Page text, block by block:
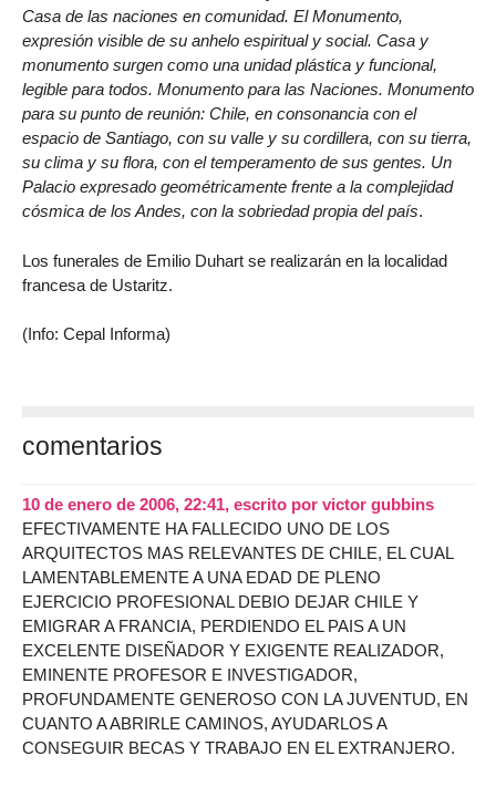
Casa de las naciones en comunidad. El Monumento,
expresión visible de su anhelo espiritual y social. Casa y
monumento surgen como una unidad plástica y funcional,
legible para todos. Monumento para las Naciones. Monumento
para su punto de reunión: Chile, en consonancia con el
espacio de Santiago, con su valle y su cordillera, con su tierra,
su clima y su flora, con el temperamento de sus gentes. Un
Palacio expresado geométricamente frente a la complejidad
cósmica de los Andes, con la sobriedad propia del país.
Los funerales de Emilio Duhart se realizarán en la localidad
francesa de Ustaritz.
(Info: Cepal Informa)
comentarios
10 de enero de 2006, 22:41, escrito por victor gubbins
EFECTIVAMENTE HA FALLECIDO UNO DE LOS
ARQUITECTOS MAS RELEVANTES DE CHILE, EL CUAL
LAMENTABLEMENTE A UNA EDAD DE PLENO
EJERCICIO PROFESIONAL DEBIO DEJAR CHILE Y
EMIGRAR A FRANCIA, PERDIENDO EL PAIS A UN
EXCELENTE DISEÑADOR Y EXIGENTE REALIZADOR,
EMINENTE PROFESOR E INVESTIGADOR,
PROFUNDAMENTE GENEROSO CON LA JUVENTUD, EN
CUANTO A ABRIRLE CAMINOS, AYUDARLOS A
CONSEGUIR BECAS Y TRABAJO EN EL EXTRANJERO.